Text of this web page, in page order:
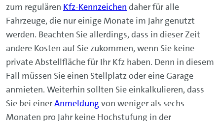
zum regulären Kfz-Kennzeichen daher für alle
Fahrzeuge, die nur einige Monate im Jahr genutzt
werden. Beachten Sie allerdings, dass in dieser Zeit
andere Kosten auf Sie zukommen, wenn Sie keine
private Abstellfläche für Ihr Kfz haben. Denn in diesem
Fall müssen Sie einen Stellplatz oder eine Garage
anmieten. Weiterhin sollten Sie einkalkulieren, dass
Sie bei einerAnmeldung von weniger als sechs
Monaten pro Jahr keine Hochstufung in der